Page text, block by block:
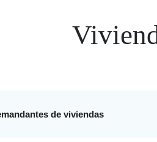
de viviendas